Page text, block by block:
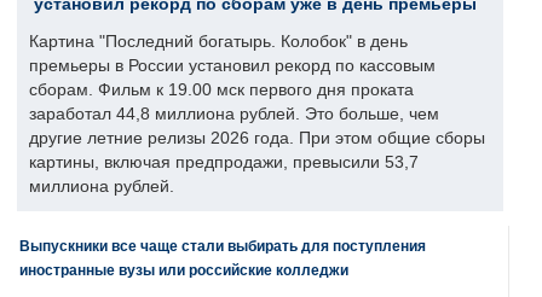
установил рекорд по сборам уже в день премьеры
Картина "Последний богатырь. Колобок" в день
премьеры в России установил рекорд по кассовым
сборам. Фильм к 19.00 мск первого дня проката
заработал 44,8 миллиона рублей. Это больше, чем
другие летние релизы 2026 года. При этом общие сборы
картины, включая предпродажи, превысили 53,7
миллиона рублей.
Выпускники все чаще стали выбирать для поступления
иностранные вузы или российские колледжи